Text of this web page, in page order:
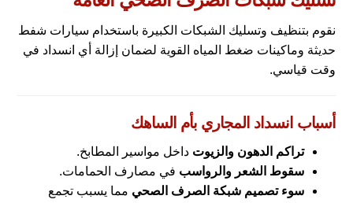
نقوم بتنظيف وتسليك الشبكات الكبيرة باستخدام سيارات شفط
حديثة وماكينات ضغط المياه القوية لضمان إزالة أي انسداد في
وقت قياسي.
أسباب انسداد المجاري بأم الساهك
تراكم الدهون والزيوت داخل مواسير المطابخ.
سقوط الشعر والرواسب في مصارف الحمامات.
سوء تصميم شبكة الصرف الصحي مما يسبب تجمع